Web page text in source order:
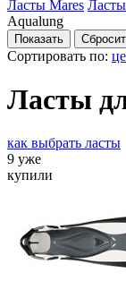
Ласты Mares
Aqualung
Сортировать по:
Ласты
как выбрать ласты
9 уже
купили